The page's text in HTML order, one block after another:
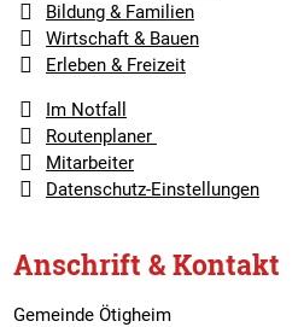
Bildung & Familien
Wirtschaft & Bauen
Erleben & Freizeit
Im Notfall
Routenplaner
Mitarbeiter
Datenschutz-Einstellungen
Anschrift & Kontakt
Gemeinde Ötigheim